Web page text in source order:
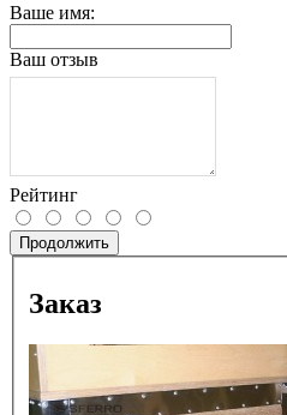
Ваше имя:
Ваш отзыв
Рейтинг
Продолжить
Заказ